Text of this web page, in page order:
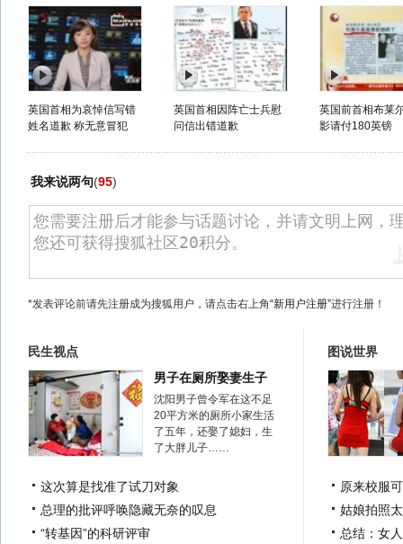
英国首相为哀悼信写错
姓名道歉 称无意冒犯
英国首相因阵亡士兵慰
问信出错道歉
英国前首相布莱
影请付180英镑
我来说两句(95)
*发表评论前请先注册成为搜狐用户，请点击右上角“新用户注册”进行注册！
民生视点
男子在厕所娶妻生子
沈阳男子曾令军在这不足
20平方米的厕所小家生活
了五年，还娶了媳妇，生
了大胖儿子……
这次算是找准了试刀对象
总理的批评呼唤隐藏无奈的叹息
“转基因”的科研评审
图说世界
原来校服
姑娘拍照
总结：女